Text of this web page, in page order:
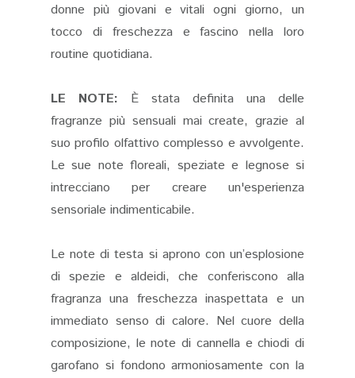
donne più giovani e vitali ogni giorno, un
tocco di freschezza e fascino nella loro
routine quotidiana.
LE NOTE: È stata definita una delle
fragranze più sensuali mai create, grazie al
suo profilo olfattivo complesso e avvolgente.
Le sue note floreali, speziate e legnose si
intrecciano per creare un'esperienza
sensoriale indimenticabile.
Le note di testa si aprono con un’esplosione
di spezie e aldeidi, che conferiscono alla
fragranza una freschezza inaspettata e un
immediato senso di calore. Nel cuore della
composizione, le note di cannella e chiodi di
garofano si fondono armoniosamente con la